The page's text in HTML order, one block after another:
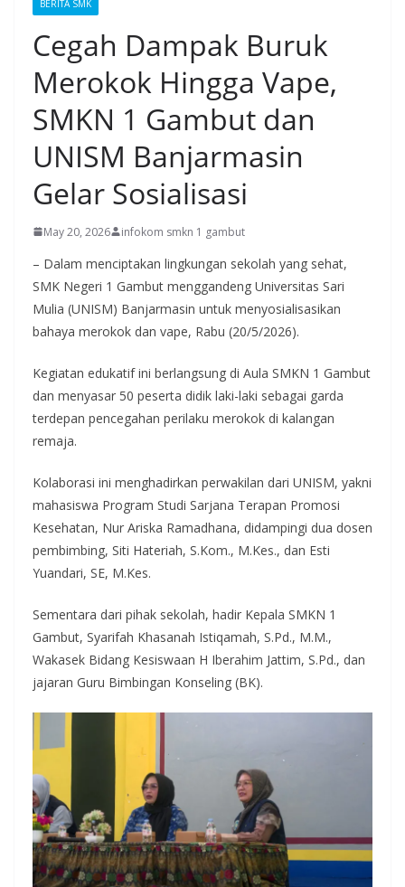
BERITA SMK
Cegah Dampak Buruk
Merokok Hingga Vape,
SMKN 1 Gambut dan
UNISM Banjarmasin
Gelar Sosialisasi
May 20, 2026 infokom smkn 1 gambut
– Dalam menciptakan lingkungan sekolah yang sehat,
SMK Negeri 1 Gambut menggandeng Universitas Sari
Mulia (UNISM) Banjarmasin untuk menyosialisasikan
bahaya merokok dan vape, Rabu (20/5/2026).
Kegiatan edukatif ini berlangsung di Aula SMKN 1 Gambut
dan menyasar 50 peserta didik laki-laki sebagai garda
terdepan pencegahan perilaku merokok di kalangan
remaja.
Kolaborasi ini menghadirkan perwakilan dari UNISM, yakni
mahasiswa Program Studi Sarjana Terapan Promosi
Kesehatan, Nur Ariska Ramadhana, didampingi dua dosen
pembimbing, Siti Hateriah, S.Kom., M.Kes., dan Esti
Yuandari, SE, M.Kes.
Sementara dari pihak sekolah, hadir Kepala SMKN 1
Gambut, Syarifah Khasanah Istiqamah, S.Pd., M.M.,
Wakasek Bidang Kesiswaan H Iberahim Jattim, S.Pd., dan
jajaran Guru Bimbingan Konseling (BK).